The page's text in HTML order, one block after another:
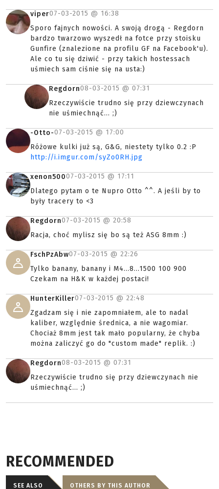
viper07-03-2015 @ 16:38
Sporo fajnych nowości. A swoją drogą - Regdorn
bardzo twarzowo wyszedł na fotce przy stoisku
Gunfire (znalezione na profilu GF na Facebook'u).
Ale co tu się dziwić - przy takich hostessach
uśmiech sam ciśnie się na usta:)
Regdorn08-03-2015 @ 07:31
Rzeczywiście trudno się przy dziewczynach
nie uśmiechnąć... ;)
-Otto-07-03-2015 @ 17:00
Różowe kulki już są, G&G, niestety tylko 0.2 :P
http://i.imgur.com/syZo0RH.jpg
xenon50007-03-2015 @ 17:11
Dlatego pytam o te Nupro Otto ^^. A jeśli by to
były tracery to <3
Regdorn07-03-2015 @ 20:58
Racja, choć mylisz się bo są też ASG 8mm :)
FschPzAbw07-03-2015 @ 22:26
Tylko banany, banany i M4...8...1500 100 900
Czekam na H&K w każdej postaci!
HunterKiller07-03-2015 @ 22:48
Zgadzam się i nie zapomniałem, ale to nadal
kaliber, względnie średnica, a nie wagomiar.
Chociaż 8mm jest tak mało popularny, że chyba
można zaliczyć go do "custom made" replik. :)
Regdorn08-03-2015 @ 07:31
Rzeczywiście trudno się przy dziewczynach nie
uśmiechnąć... ;)
RECOMMENDED
SEE ALSO OTHERS BY THIS AUTHOR